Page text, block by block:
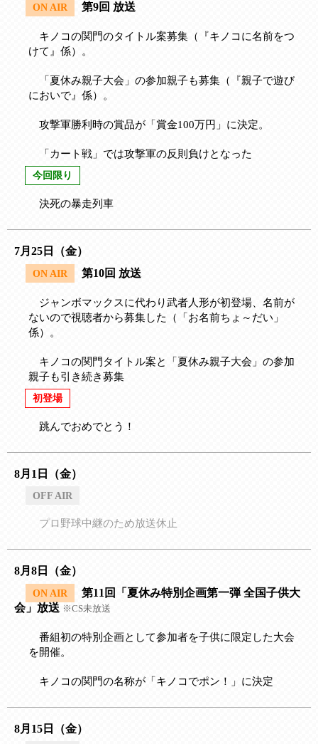
ON AIR 第9回 放送
キノコの関門のタイトル案募集（『キノコに名前をつ
けて』係）。
「夏休み親子大会」の参加親子も募集（『親子で遊び
においで』係）。
攻撃軍勝利時の賞品が「賞金100万円」に決定。
「カート戦」では攻撃軍の反則負けとなった
今回限り
決死の暴走列車
7月25日（金）
ON AIR 第10回 放送
ジャンボマックスに代わり武者人形が初登場、名前が
ないので視聴者から募集した（「お名前ちょ～だい」
係）。
キノコの関門タイトル案と「夏休み親子大会」の参加
親子も引き続き募集
初登場
跳んでおめでとう！
8月1日（金）
OFF AIR
プロ野球中継のため放送休止
8月8日（金）
ON AIR
第11回「夏休み特別企画第一弾 全国子供大
会」放送 ※CS未放送
番組初の特別企画として参加者を子供に限定した大会
を開催。
キノコの関門の名称が「キノコでポン！」に決定
8月15日（金）